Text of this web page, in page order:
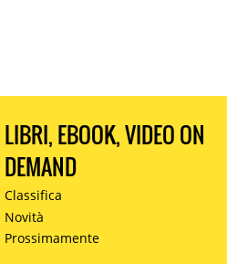
LIBRI, EBOOK, VIDEO ON
DEMAND
Classifica
Novità
Prossimamente